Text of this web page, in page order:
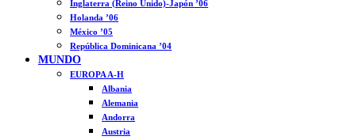
Inglaterra (Reino Unido)-Japón ’06
Holanda ’06
México ’05
República Dominicana ’04
MUNDO
EUROPA A-H
Albania
Alemania
Andorra
Austria